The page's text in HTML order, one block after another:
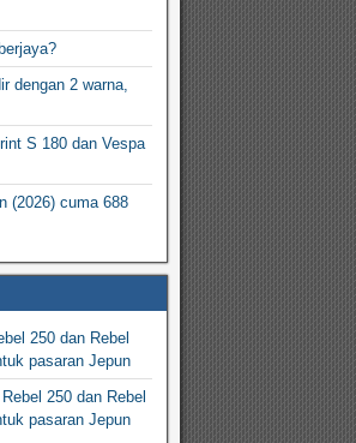
dengan 2 warna,
S 180 dan Vespa
(2026) cuma 688
250 dan Rebel
pasaran Jepun
250 dan Rebel
pasaran Jepun